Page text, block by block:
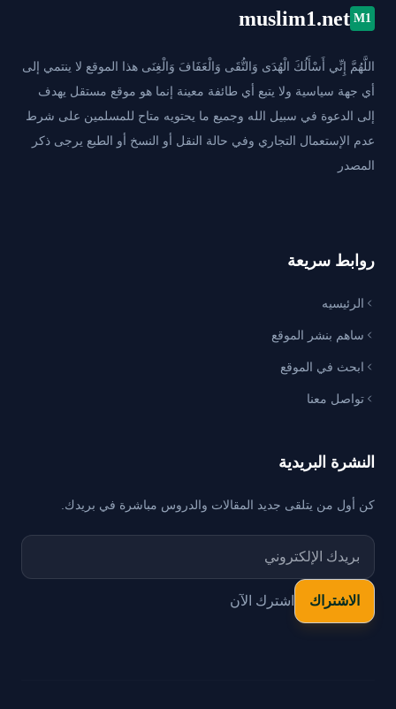
M1
muslim1.net
اللَّهُمَّ إِنِّي أَسْأَلُكَ الْهُدَى وَالتُّقَى وَالْعَفَافَ وَالْغِنَى هذا الموقع لا ينتمي إلى
أي جهة سياسية ولا يتبع أي طائفة معينة إنما هو موقع مستقل يهدف
إلى الدعوة في سبيل الله وجميع ما يحتويه متاح للمسلمين على شرط
عدم الإستعمال التجاري وفي حالة النقل أو النسخ أو الطبع يرجى ذكر
المصدر
روابط سريعة
الرئيسيه
ساهم بنشر الموقع
ابحث في الموقع
تواصل معنا
النشرة البريدية
كن أول من يتلقى جديد المقالات والدروس مباشرة في بريدك.
اشترك الآن